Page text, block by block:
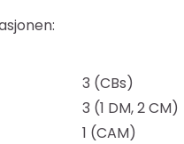
3 (CBs)
3 (1 DM, 2 CM)
1 (CAM)